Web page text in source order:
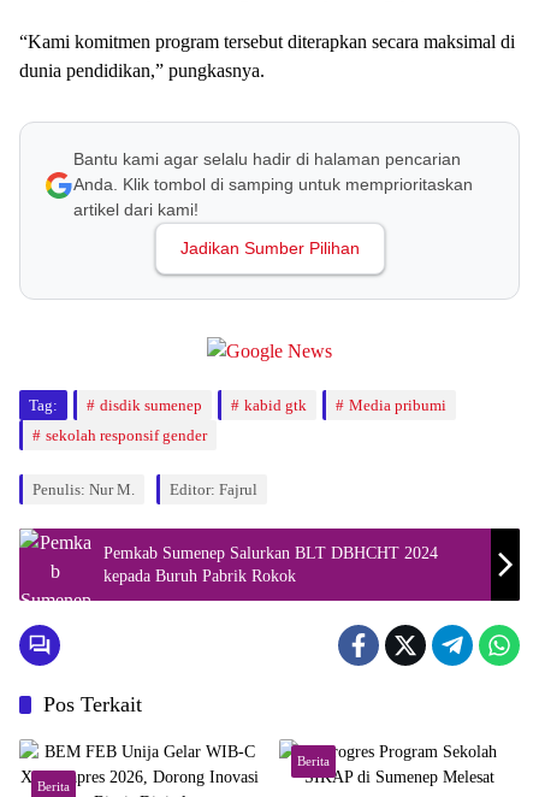
“Kami komitmen program tersebut diterapkan secara maksimal di
dunia pendidikan,” pungkasnya.
Bantu kami agar selalu hadir di halaman pencarian
Anda. Klik tombol di samping untuk memprioritaskan
artikel dari kami!
Jadikan Sumber Pilihan
Tag: disdik sumenep kabid gtk
Media pribumi
sekolah responsif gender
Penulis: Nur M. Editor: Fajrul
Pemkab Sumenep Salurkan BLT DBHCHT 2024
kepada Buruh Pabrik Rokok
Pos Terkait
Berita
Berita